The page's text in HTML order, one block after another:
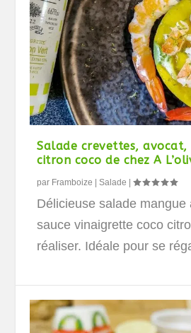
Salade crevettes, avocat,
citron coco de chez A
par Framboize |Salade |
Délicieuse salade mangue
sauce vinaigrette coco
réaliser. Idéale pour se